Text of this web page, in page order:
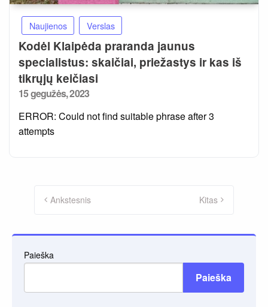
Naujienos Verslas
Kodėl Klaipėda praranda jaunus
specialistus: skaičiai, priežastys ir kas iš
tikrųjų keičiasi
Posted
15 gegužės, 2023
ERROR: Could not find suitable phrase after 3
attempts
puslapiavimas
Ankstesnis Kitas
Paieška
Paieška